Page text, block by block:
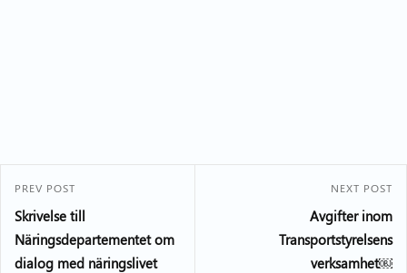
PREV POST
Skrivelse till
Näringsdepartementet om
dialog med näringslivet
NEXT POST
Avgifter inom
Transportstyrelsens
verksamhet￼